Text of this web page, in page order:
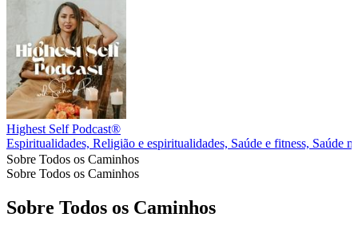
Highest Self Podcast®
Espiritualidades, Religião e espiritualidades, Saúde e fitness, Saúde
Sobre Todos os Caminhos
Sobre Todos os Caminhos
Sobre Todos os Caminhos